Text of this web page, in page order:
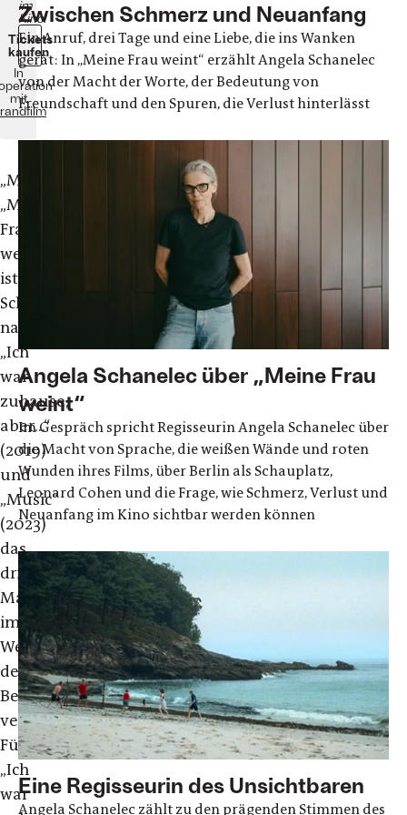
im
Kino!
Tickets
kaufen
In
mit
„Mit
„Meine
Frau
weint“
ist
Schanelec
nach
„Ich
war
zuhause,
aber…“
(2019)
und
„Music“
(2023)
das
dritte
Mal
im
Wettbewerb
der
Berlinale
vertreten.
Für
„Ich
war
Zwischen Schmerz und Neuanfang
Ein Anruf, drei Tage und eine Liebe, die ins Wanken
gerät: In „Meine Frau weint“ erzählt Angela Schanelec
von der Macht der Worte, der Bedeutung von
Freundschaft und den Spuren, die Verlust hinterlässt
Angela Schanelec über „Meine Frau
weint“
Im Gespräch spricht Regisseurin Angela Schanelec über
die Macht von Sprache, die weißen Wände und roten
Wunden ihres Films, über Berlin als Schauplatz,
Leonard Cohen und die Frage, wie Schmerz, Verlust und
Neuanfang im Kino sichtbar werden können
Eine Regisseurin des Unsichtbaren
Angela Schanelec zählt zu den prägenden Stimmen des